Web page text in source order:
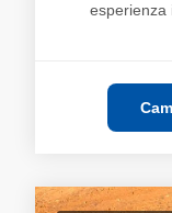
esperienza